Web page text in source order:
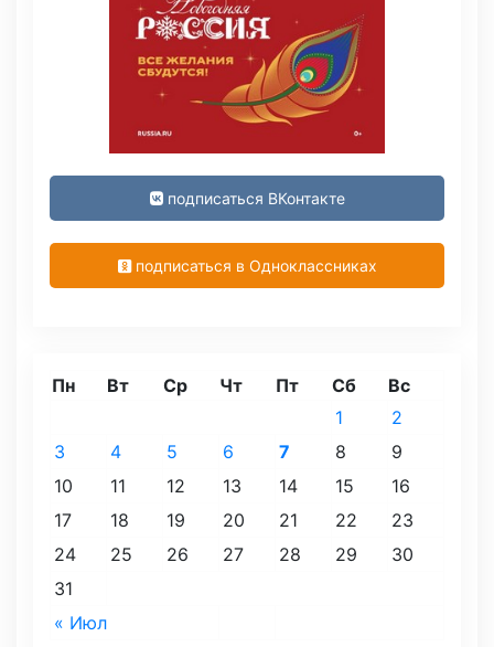
подписаться ВКонтакте
подписаться в Одноклассниках
Пн Вт Ср Чт Пт Сб Вс
« Июл
1
2
3
4 5 6 7 8
9
10
11 12 13 14 15
16
17
18 19 20 21 22
23
24
25 26 27 28 29
30
31